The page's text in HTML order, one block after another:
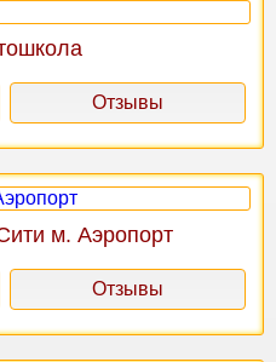
Отзывы
м. Аэропорт
Отзывы